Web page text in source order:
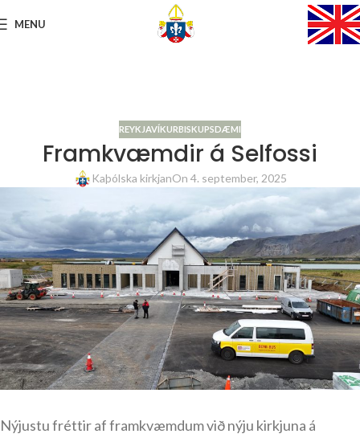
MENU
REYKJAVÍKURBISKUPSDÆMI
Framkvæmdir á Selfossi
Kaþólska kirkjanOn 4. september, 2025
Nýjustu fréttir af framkvæmdum við nýju kirkjuna á